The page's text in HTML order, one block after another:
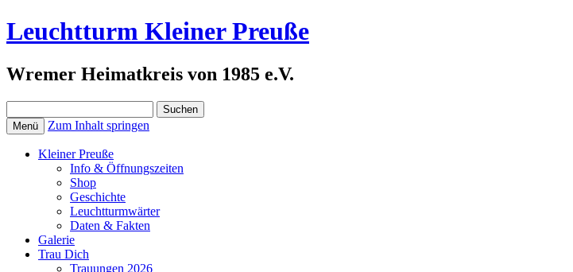
Leuchtturm Kleiner Preuße
Wremer Heimatkreis von 1985 e.V.
nach:
Menü Zum Inhalt springen
Kleiner Preuße
Info & Öffnungszeiten
Shop
Geschichte
Leuchtturmwärter
Daten & Fakten
Galerie
Trau Dich
Trauungen 2026